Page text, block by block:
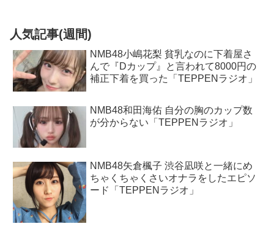
人気記事(週間)
NMB48小嶋花梨 貧乳なのに下着屋さ
んで『Dカップ』と言われて8000円の
補正下着を買った「TEPPENラジオ」
NMB48和田海佑 自分の胸のカップ数
が分からない「TEPPENラジオ」
NMB48矢倉楓子 渋谷凪咲と一緒にめ
ちゃくちゃくさいオナラをしたエピソ
ード「TEPPENラジオ」